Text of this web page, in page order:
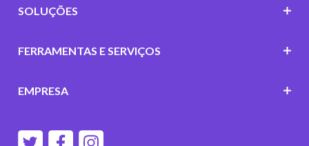
SOLUÇÕES
FERRAMENTAS E SERVIÇOS
EMPRESA